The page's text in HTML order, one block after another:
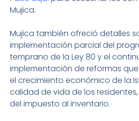
Mujica.
Mujica también ofreció detalles
implementación parcial del
temprano de la Ley 80 y el
implementación de reformas
el crecimiento económico de la
calidad de vida de los
del impuesto al inventario.